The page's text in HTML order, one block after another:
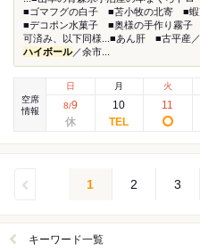
■ゴマフグの白子 ■苫小牧の北寄 ■
■デコポン水菓子 ■奥様の手作り霧
可済み、以下同様...■あん肝 ■古平
ハイボール／余市...
空席
情報
日
8/9
月
10
火
11
1 2 3
キーワード一覧